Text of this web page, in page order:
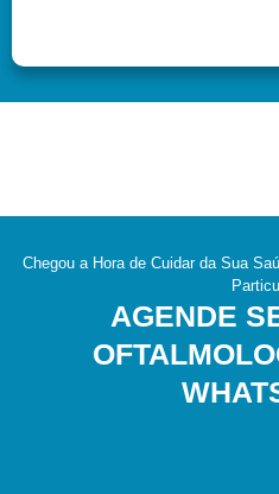
Chegou a Hora de Cuidar da Sua
AGENDE